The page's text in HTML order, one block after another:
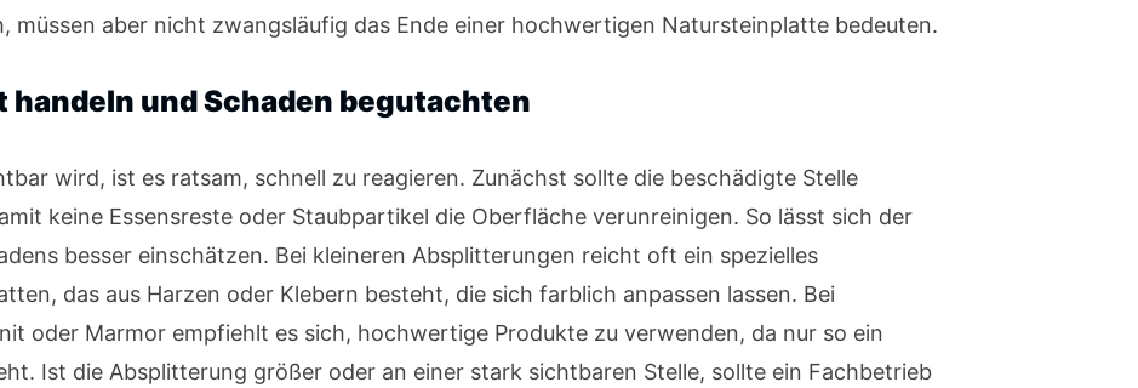
müssen aber nicht zwangsläufig das Ende einer hochwertigen Natursteinplatte bedeuten.
und Schaden begutachten
wird, ist es ratsam, schnell zu reagieren. Zunächst sollte die beschädigte Stelle
keine Essensreste oder Staubpartikel die Oberfläche verunreinigen. So lässt sich der
besser einschätzen. Bei kleineren Absplitterungen reicht oft ein spezielles
das aus Harzen oder Klebern besteht, die sich farblich anpassen lassen. Bei
oder Marmor empfiehlt es sich, hochwertige Produkte zu verwenden, da nur so ein
Ist die Absplitterung größer oder an einer stark sichtbaren Stelle, sollte ein Fachbetrieb